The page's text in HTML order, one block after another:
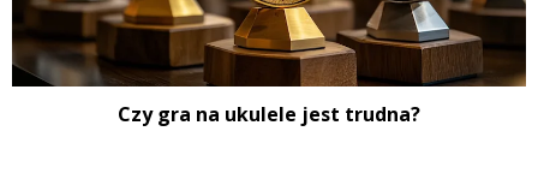
Czy gra na ukulele jest trudna?